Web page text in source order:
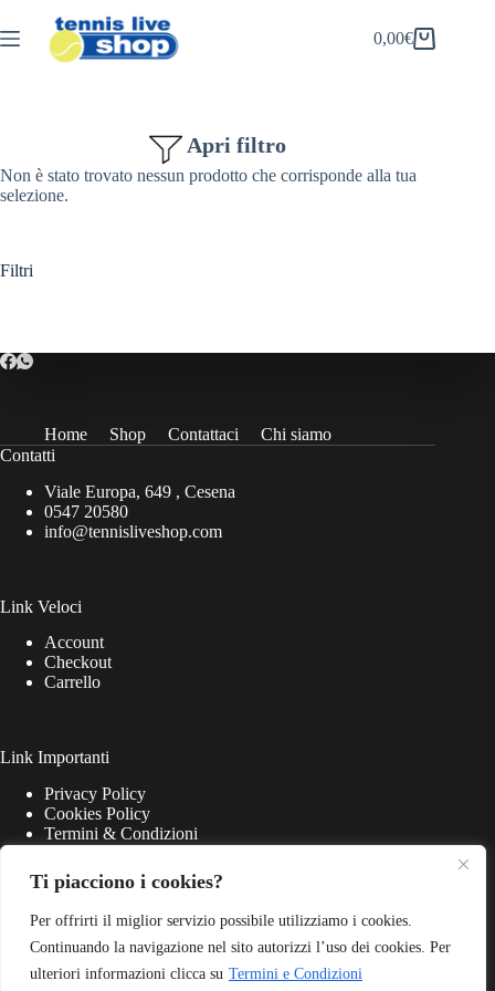
Ti piacciono i cookies?
Per offrirti il miglior servizio possibile utilizziamo i cookies.
Continuando la navigazione nel sito autorizzi l’uso dei cookies. Per
ulteriori informazioni clicca su Termini e Condizioni
al
contenuto
Carrello
0,00€
Apri filtro
Non è stato trovato nessun prodotto che corrisponde alla tua
selezione.
Filtri
Home Shop Contattaci
Chi siamo
Contatti
Viale Europa, 649 , Cesena
0547 20580
info@tennisliveshop.com
Link Veloci
Account
Checkout
Carrello
Link Importanti
Privacy Policy
Cookies Policy
Termini & Condizioni